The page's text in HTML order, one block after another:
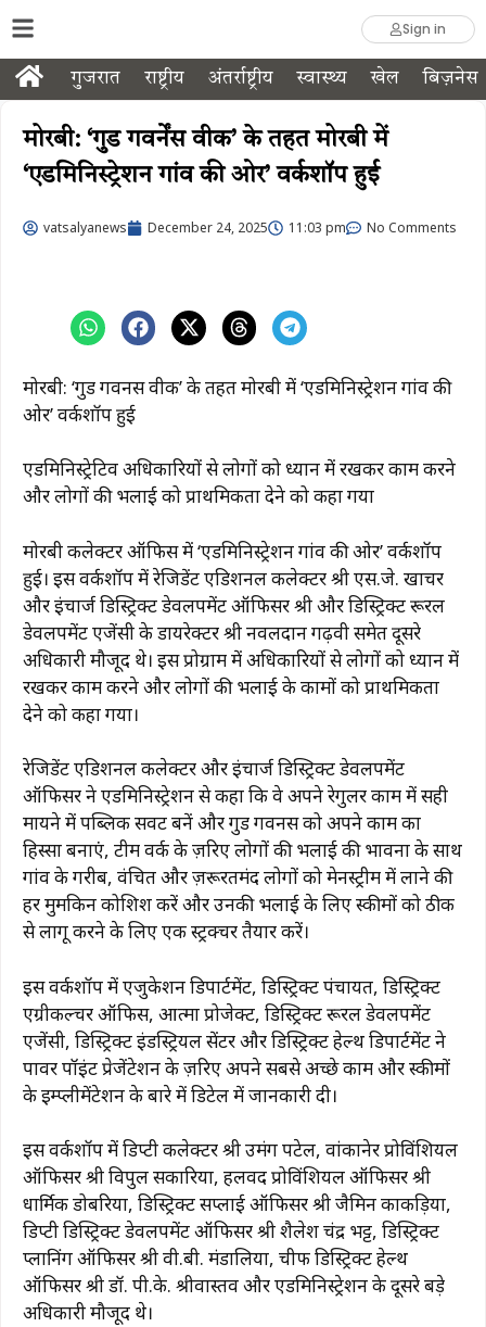
Sign in
गुजरात राष्ट्रीय अंतर्राष्ट्रीय स्वास्थ्य खेल बिज़नेस
मोरबी: ‘गुड गवर्नेंस वीक’ के तहत मोरबी में
‘एडमिनिस्ट्रेशन गांव की ओर’ वर्कशॉप हुई
vatsalyanews December 24, 2025 11:03 pm No Comments
मोरबी: ‘गुड गवर्नेंस वीक’ के तहत मोरबी में ‘एडमिनिस्ट्रेशन गांव की
ओर’ वर्कशॉप हुई
एडमिनिस्ट्रेटिव अधिकारियों से लोगों को ध्यान में रखकर काम करने
और लोगों की भलाई को प्राथमिकता देने को कहा गया
मोरबी कलेक्टर ऑफिस में ‘एडमिनिस्ट्रेशन गांव की ओर’ वर्कशॉप
हुई। इस वर्कशॉप में रेजिडेंट एडिशनल कलेक्टर श्री एस.जे. खाचर
और इंचार्ज डिस्ट्रिक्ट डेवलपमेंट ऑफिसर श्री और डिस्ट्रिक्ट रूरल
डेवलपमेंट एजेंसी के डायरेक्टर श्री नवलदान गढ़वी समेत दूसरे
अधिकारी मौजूद थे। इस प्रोग्राम में अधिकारियों से लोगों को ध्यान में
रखकर काम करने और लोगों की भलाई के कामों को प्राथमिकता
देने को कहा गया।
रेजिडेंट एडिशनल कलेक्टर और इंचार्ज डिस्ट्रिक्ट डेवलपमेंट
ऑफिसर ने एडमिनिस्ट्रेशन से कहा कि वे अपने रेगुलर काम में सही
मायने में पब्लिक सर्वेंट बनें और गुड गवर्नेंस को अपने काम का
हिस्सा बनाएं, टीम वर्क के ज़रिए लोगों की भलाई की भावना के साथ
गांव के गरीब, वंचित और ज़रूरतमंद लोगों को मेनस्ट्रीम में लाने की
हर मुमकिन कोशिश करें और उनकी भलाई के लिए स्कीमों को ठीक
से लागू करने के लिए एक स्ट्रक्चर तैयार करें।
इस वर्कशॉप में एजुकेशन डिपार्टमेंट, डिस्ट्रिक्ट पंचायत, डिस्ट्रिक्ट
एग्रीकल्चर ऑफिस, आत्मा प्रोजेक्ट, डिस्ट्रिक्ट रूरल डेवलपमेंट
एजेंसी, डिस्ट्रिक्ट इंडस्ट्रियल सेंटर और डिस्ट्रिक्ट हेल्थ डिपार्टमेंट ने
पावर पॉइंट प्रेजेंटेशन के ज़रिए अपने सबसे अच्छे काम और स्कीमों
के इम्प्लीमेंटेशन के बारे में डिटेल में जानकारी दी।
इस वर्कशॉप में डिप्टी कलेक्टर श्री उमंग पटेल, वांकानेर प्रोविंशियल
ऑफिसर श्री विपुल सकारिया, हलवद प्रोविंशियल ऑफिसर श्री
धार्मिक डोबरिया, डिस्ट्रिक्ट सप्लाई ऑफिसर श्री जैमिन काकड़िया,
डिप्टी डिस्ट्रिक्ट डेवलपमेंट ऑफिसर श्री शैलेश चंद्र भट्ट, डिस्ट्रिक्ट
प्लानिंग ऑफिसर श्री वी.बी. मंडालिया, चीफ डिस्ट्रिक्ट हेल्थ
ऑफिसर श्री डॉ. पी.के. श्रीवास्तव और एडमिनिस्ट्रेशन के दूसरे बड़े
अधिकारी मौजूद थे।